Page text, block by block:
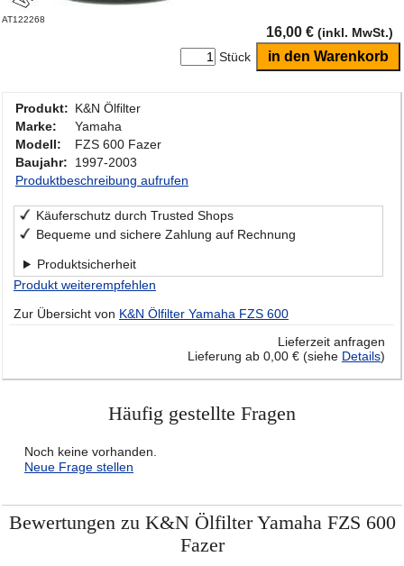
AT122268
16,00 € (inkl. MwSt.)
Stück
Produkt: K&N Ölfilter
Marke:
Yamaha
Modell:
FZS 600 Fazer
Baujahr:
1997-2003
Produktbeschreibung aufrufen
Käuferschutz durch Trusted Shops
Bequeme und sichere Zahlung auf Rechnung
Produktsicherheit
Produkt weiterempfehlen
Zur Übersicht von K&N Ölfilter Yamaha FZS 600
Lieferzeit anfragen
Lieferung ab 0,00 € (siehe Details)
Häufig gestellte Fragen
Noch keine vorhanden.
Neue Frage stellen
Bewertungen zu K&N Ölfilter Yamaha FZS 600
Fazer